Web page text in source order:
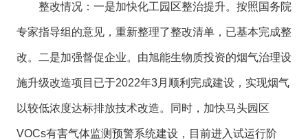
整改情况：一是加快化工园区整治提升。按照国务院
专家指导组的意见，重新整理了整改清单，已基本完成整
改。二是加强督促企业。由旭能生物质投资的烟气治理设
施升级改造项目已于2022年3月顺利完成建设，实现烟气
以较低浓度达标排放技术改造。同时，加快马头园区
VOCs有害气体监测预警系统建设，目前进入试运行阶